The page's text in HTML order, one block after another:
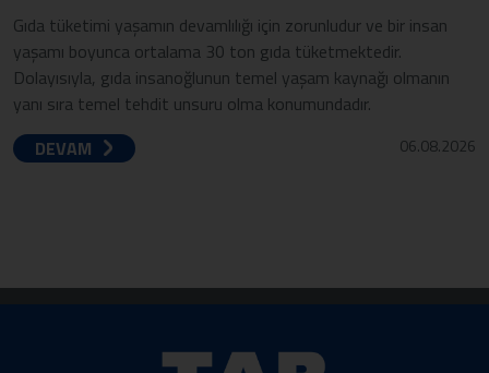
Gıda tüketimi yaşamın devamlılığı için zorunludur ve bir insan
yaşamı boyunca ortalama 30 ton gıda tüketmektedir.
Dolayısıyla, gıda insanoğlunun temel yaşam kaynağı olmanın
yanı sıra temel tehdit unsuru olma konumundadır.
DEVAM
06.08.2026